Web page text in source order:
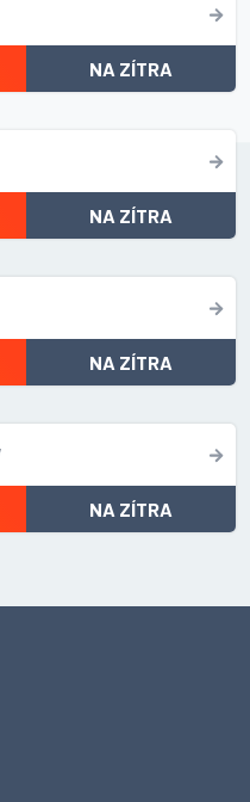
NA ZÍTRA
NA ZÍTRA
NA ZÍTRA
NA ZÍTRA